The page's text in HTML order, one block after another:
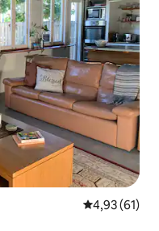
4,93 de
4,93 (61)